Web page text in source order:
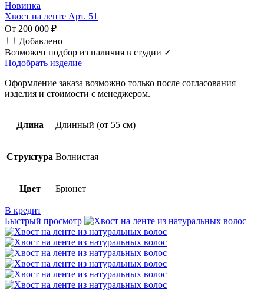
Новинка
Хвост на ленте Арт. 51
От 200 000 ₽
Добавлено
Возможен подбор из наличия в студии ✓
Подобрать изделие
Оформление заказа возможно только после согласования
изделия и стоимости с менеджером.
Длина Длинный (от 55 см)
Структура Волнистая
Цвет Брюнет
В кредит
Быстрый просмотр